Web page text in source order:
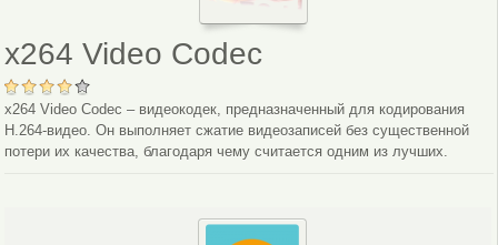
x264 Video Codec
x264 Video Codec – видеокодек, предназначенный для кодирования
H.264-видео. Он выполняет сжатие видеозаписей без существенной
потери их качества, благодаря чему считается одним из лучших.